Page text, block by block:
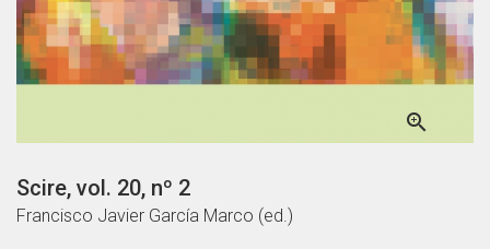

Scire, vol. 20, nº 2
Francisco Javier García Marco (ed.)